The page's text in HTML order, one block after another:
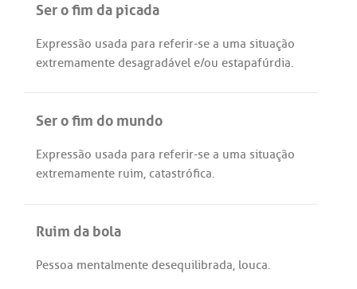
Ser o fim da picada
Expressão usada para referir-se a uma situação
extremamente desagradávele/ou estapafúrdia.
Ser o fim do mundo
Expressão usada para referir-se a uma situação
extremamente ruim, catastrófica.
Ruim da bola
Pessoa mentalmente desequilibrada, louca.